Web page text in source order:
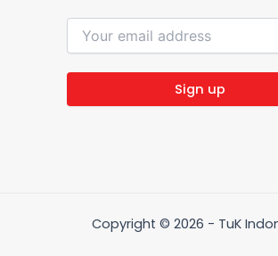
Copyright © 2026 - TuK